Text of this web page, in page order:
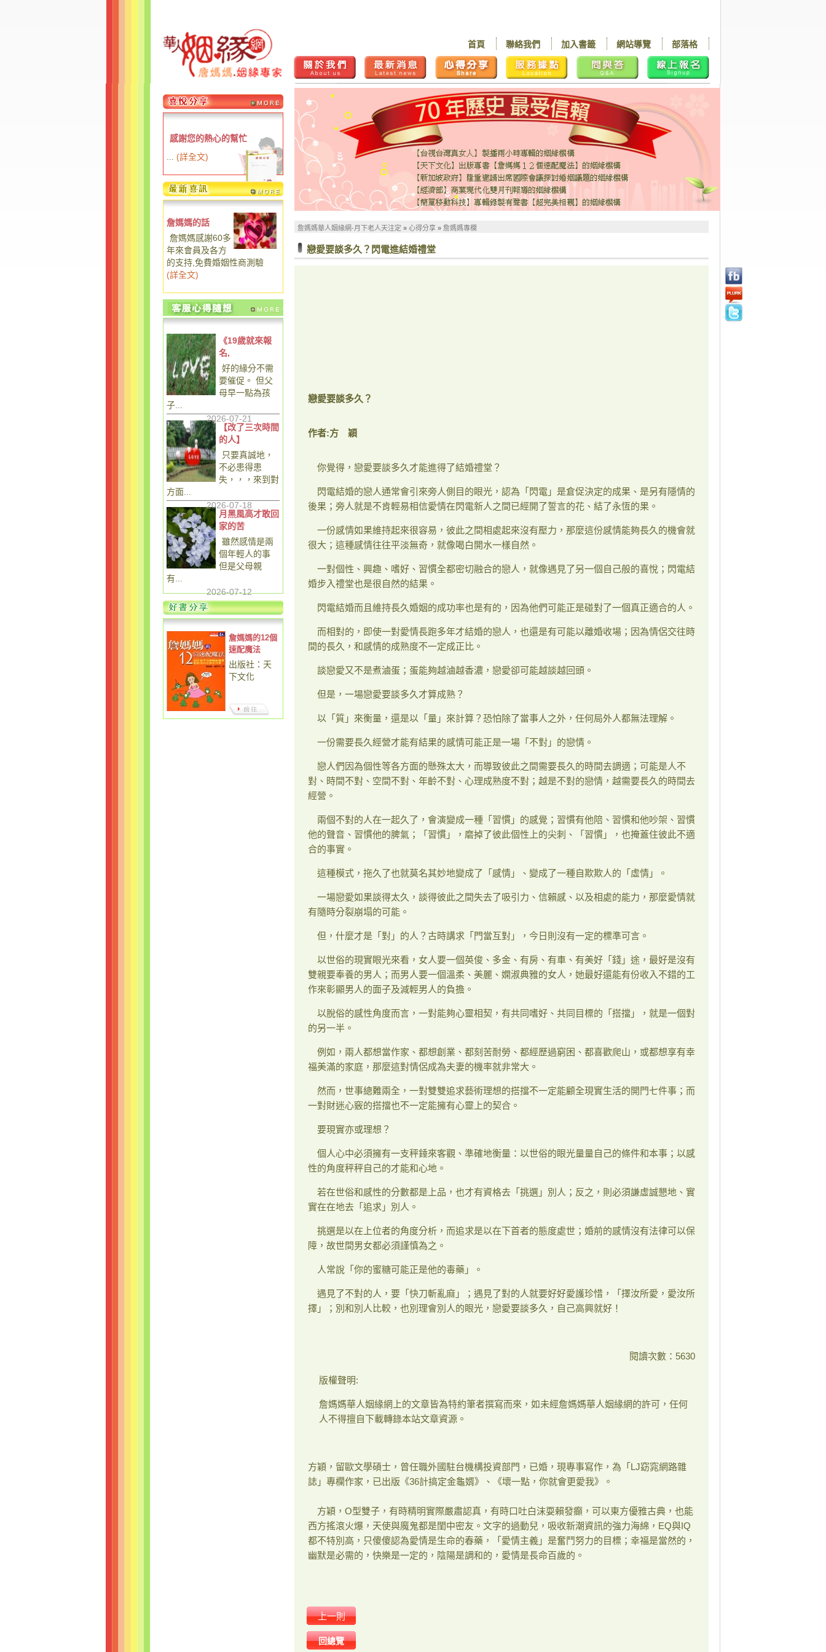
部落格
網站導覽
加入書籤
聯絡我們
首頁
感謝您的熱心的幫忙
(詳全文)
詹媽媽的話
詹媽媽感謝60多
年來會員及各方
的支持,免費婚姻性商測驗
(詳全文)
《19歲就來報
名,
好的緣分不需
要催促。 但父
母早一點為孩
子...
2026-07-21
【改了三次時間
的人】
只要真誠地，
不必患得患
失，，，來到對
方面...
2026-07-18
月黑風高才敢回
家的苦
雖然感情是兩
個年輕人的事
但是父母親
有...
2026-07-12
詹媽媽的12個
速配魔法
出版社：天
下文化
詹媽媽華人姻緣網-月下老人天注定 » 心得分享 » 詹媽媽專欄
戀愛要談多久？閃電進結婚禮堂
戀愛要談多久？
作者:方 穎
你覺得，戀愛要談多久才能進得了結婚禮堂？
閃電結婚的戀人通常會引來旁人側目的眼光，認為「閃電」是倉促決定的成果、是另有隱情的
後果；旁人就是不肯輕易相信愛情在閃電新人之間已經開了誓言的花、結了永恆的果。
一份感情如果維持起來很容易，彼此之間相處起來沒有壓力，那麼這份感情能夠長久的機會就
很大；這種感情往往平淡無奇，就像喝白開水一樣自然。
一對個性、興趣、嗜好、習慣全都密切融合的戀人，就像遇見了另一個自己般的喜悅；閃電結
婚步入禮堂也是很自然的結果。
閃電結婚而且維持長久婚姻的成功率也是有的，因為他們可能正是碰對了一個真正適合的人。
而相對的，即使一對愛情長跑多年才結婚的戀人，也還是有可能以離婚收場；因為情侶交往時
間的長久，和感情的成熟度不一定成正比。
談戀愛又不是煮滷蛋；蛋能夠越滷越香濃，戀愛卻可能越談越回頭。
但是，一場戀愛要談多久才算成熟？
以「質」來衡量，還是以「量」來計算？恐怕除了當事人之外，任何局外人都無法理解。
一份需要長久經營才能有結果的感情可能正是一場「不對」的戀情。
戀人們因為個性等各方面的懸殊太大，而導致彼此之間需要長久的時間去調適；可能是人不
對、時間不對、空間不對、年齡不對、心理成熟度不對；越是不對的戀情，越需要長久的時間去
經營。
兩個不對的人在一起久了，會演變成一種「習慣」的感覺；習慣有他陪、習慣和他吵架、習慣
他的聲音、習慣他的脾氣；「習慣」，磨掉了彼此個性上的尖刺、「習慣」，也掩蓋住彼此不適
合的事實。
這種模式，拖久了也就莫名其妙地變成了「感情」、變成了一種自欺欺人的「虛情」。
一場戀愛如果談得太久，談得彼此之間失去了吸引力、信賴感、以及相處的能力，那麼愛情就
有隨時分裂崩塌的可能。
但，什麼才是「對」的人？古時講求「門當互對」，今日則沒有一定的標準可言。
以世俗的現實眼光來看，女人要一個英俊、多金、有房、有車、有美好「錢」途，最好是沒有
雙親要奉養的男人；而男人要一個溫柔、美麗、嫻淑典雅的女人，她最好還能有份收入不錯的工
作來彰顯男人的面子及減輕男人的負擔。
以脫俗的感性角度而言，一對能夠心靈相契，有共同嗜好、共同目標的「搭擋」，就是一個對
的另一半。
例如，兩人都想當作家、都想創業、都刻苦耐勞、都經歷過窮困、都喜歡爬山，或都想享有幸
福美滿的家庭，那麼這對情侶成為夫妻的機率就非常大。
然而，世事總難兩全，一對雙雙追求藝術理想的搭擋不一定能顧全現實生活的開門七件事；而
一對財迷心竅的搭擋也不一定能擁有心靈上的契合。
要現實亦或理想？
個人心中必須擁有一支秤錘來客觀、準確地衡量：以世俗的眼光量量自己的條件和本事；以感
性的角度秤秤自己的才能和心地。
若在世俗和感性的分數都是上品，也才有資格去「挑選」別人；反之，則必須謙虛誠懇地、實
實在在地去「追求」別人。
挑選是以在上位者的角度分析，而追求是以在下首者的態度處世；婚前的感情沒有法律可以保
障，故世間男女都必須謹慎為之。
人常說「你的蜜糖可能正是他的毒藥」。
遇見了不對的人，要「快刀斬亂麻」；遇見了對的人就要好好愛護珍惜，「擇汝所愛，愛汝所
擇」；別和別人比較，也別理會別人的眼光，戀愛要談多久，自己高興就好！
閱讀次數：5630
版權聲明:
詹媽媽華人姻緣網上的文章皆為特約筆者撰寫而來，如未經詹媽媽華人姻緣網的許可，任何
人不得擅自下載轉錄本站文章資源。
方穎，留歐文學碩士，曾任職外國駐台機構投資部門，已婚，現專事寫作，為「LJ窈窕網路雜
誌」專欄作家，已出版《36計搞定金龜婿》、《壞一點，你就會更愛我》。
方穎，O型雙子，有時精明實際嚴肅認真，有時口吐白沫耍賴發癲，可以東方優雅古典，也能
西方搖滾火爆，天使與魔鬼都是閨中密友。文字的過動兒，吸收新潮資訊的強力海綿，EQ與IQ
都不特別高，只傻傻認為愛情是生命的春藥，「愛情主義」是奮鬥努力的目標；幸福是當然的，
幽默是必需的，快樂是一定的，陰陽是調和的，愛情是長命百歲的。
上一則
回總覽